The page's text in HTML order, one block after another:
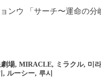
ンウ 「サーチ〜運命の分
場, MIRACLE, ミラクル, 미
, ルーシー, 루시